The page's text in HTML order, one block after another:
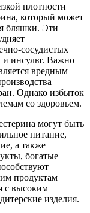
плотности
который может
бляшки. Эти
сосудистых
и инсульт. Важно
вредным
Однако избыток
со здоровьем.
могут быть
питание,
а также
богатые
продуктам
с высоким
изделия.